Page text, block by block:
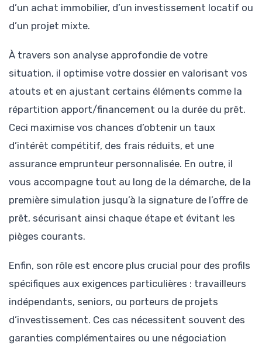
d’un achat immobilier, d’un investissement locatif ou
d’un projet mixte.
À travers son analyse approfondie de votre
situation, il optimise votre dossier en valorisant vos
atouts et en ajustant certains éléments comme la
répartition apport/financement ou la durée du prêt.
Ceci maximise vos chances d’obtenir un taux
d’intérêt compétitif, des frais réduits, et une
assurance emprunteur personnalisée. En outre, il
vous accompagne tout au long de la démarche, de la
première simulation jusqu’à la signature de l’offre de
prêt, sécurisant ainsi chaque étape et évitant les
pièges courants.
Enfin, son rôle est encore plus crucial pour des profils
spécifiques aux exigences particulières : travailleurs
indépendants, seniors, ou porteurs de projets
d’investissement. Ces cas nécessitent souvent des
garanties complémentaires ou une négociation